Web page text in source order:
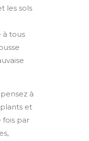
les sols
à tous
à
plants et
fois par